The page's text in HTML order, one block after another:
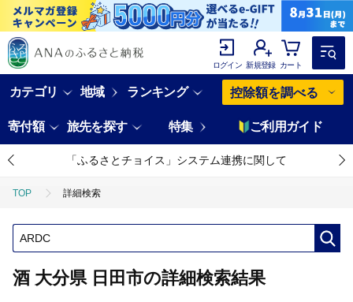
ログイン 新規登録 カート
カテゴリ 地域 ランキング 控除額を調べる
寄付額 旅先を探す 特集 ご利用ガイド
「ふるさとチョイス」システム連携に関して
TOP 詳細検索
酒 大分県 日田市の詳細検索結果